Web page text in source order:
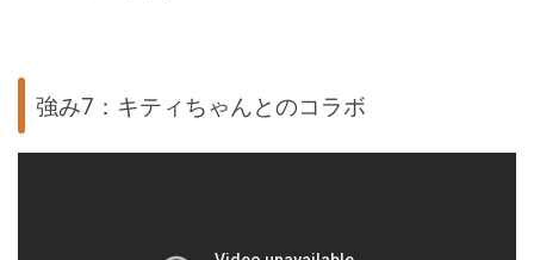
強み7：キティちゃんとのコラボ